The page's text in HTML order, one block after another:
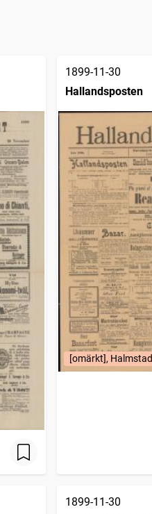
1899-11-30
Hallandsposten
[omärkt], Halmstad
1899-11-30